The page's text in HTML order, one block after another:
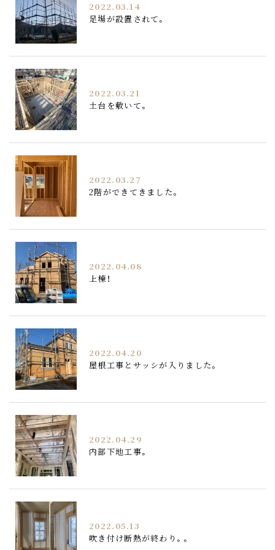
2022.03.14
足場が設置されて。
2022.03.21
土台を敷いて。
2022.03.27
2階ができてきました。
2022.04.08
上棟！
2022.04.20
屋根工事とサッシが入りました。
2022.04.29
内部下地工事。
2022.05.13
吹き付け断熱が終わり。。